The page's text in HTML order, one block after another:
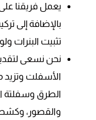
يعمل فريقنا
بالإضافة إلى
تثبيت البنرات
نحن نسعى
الأسفلت وتزيد
الطرق وسفلتة
والقصور،